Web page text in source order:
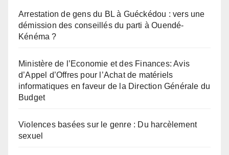
Arrestation de gens du BL à Guéckédou : vers une
démission des conseillés du parti à Ouendé-
Kénéma ?
Ministère de l’Economie et des Finances: Avis
d’Appel d’Offres pour l’Achat de matériels
informatiques en faveur de la Direction Générale du
Budget
Violences basées sur le genre : Du harcèlement
sexuel